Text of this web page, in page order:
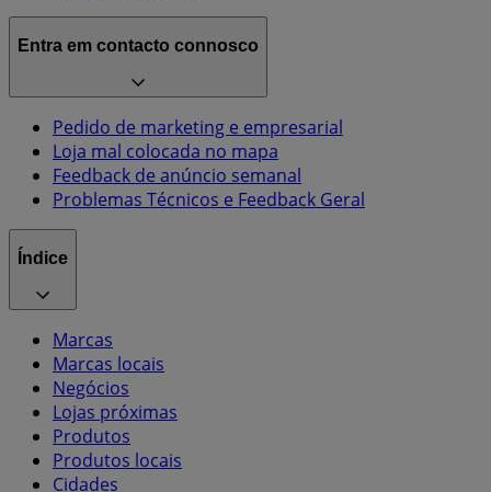
Entra em contacto connosco
Pedido de marketing e empresarial
Loja mal colocada no mapa
Feedback de anúncio semanal
Problemas Técnicos e Feedback Geral
Índice
Marcas
Marcas locais
Negócios
Lojas próximas
Produtos
Produtos locais
Cidades